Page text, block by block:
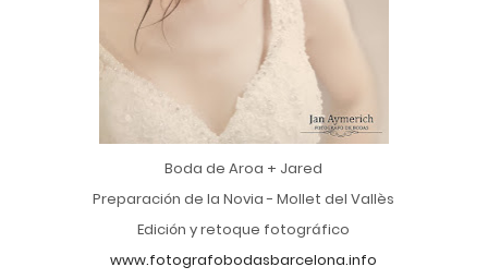
Boda de Aroa + Jared
Preparación de la Novia - Mollet del Vallès
Edición y retoque fotográfico
www.fotografobodasbarcelona.info